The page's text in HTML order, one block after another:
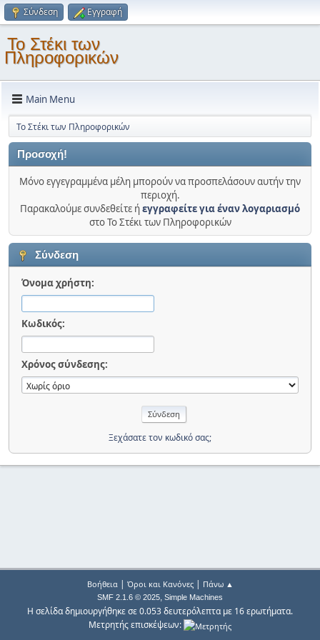
Σύνδεση Εγγραφή
Το Στέκι των
Πληροφορικών
Main Menu
Το Στέκι των Πληροφορικών
Προσοχή!
Μόνο εγγεγραμμένα μέλη μπορούν να προσπελάσουν αυτήν την
περιοχή.
Παρακαλούμε συνδεθείτε ήεγγραφείτε για έναν λογαριασμό
στο Το Στέκι των Πληροφορικών
Σύνδεση
Όνομα χρήστη:
Κωδικός:
Χρόνος σύνδεσης:
Ξεχάσατε τον κωδικό σας;
Βοήθεια| Όροι και Κανόνες| Πάνω ▲
SMF 2.1.6 © 2025, Simple Machines
Η σελίδα δημιουργήθηκε σε 0.053 δευτερόλεπτα με 16 ερωτήματα.
Μετρητής επισκέψεων: